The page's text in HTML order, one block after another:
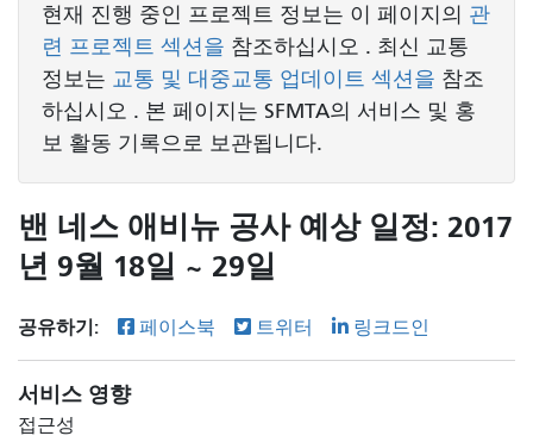
현재 진행 중인 프로젝트 정보는 이 페이지의 관
련 프로젝트 섹션을 참조하십시오 . 최신 교통
정보는 교통 및 대중교통 업데이트 섹션을 참조
하십시오 . 본 페이지는 SFMTA의 서비스 및 홍
보 활동 기록으로 보관됩니다.
밴 네스 애비뉴 공사 예상 일정: 2017
년 9월 18일 ~ 29일
공유하기: 페이스북 트위터 링크드인
서비스 영향
접근성